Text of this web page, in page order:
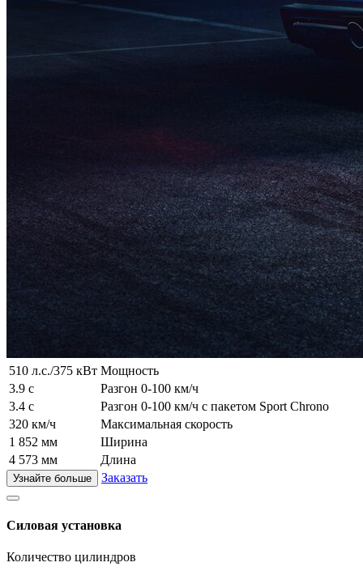
510 л.с./375 кВт Мощность
3.9 с
Разгон 0-100 км/ч
3.4 с
Разгон 0-100 км/ч с пакетом Sport Chrono
320 км/ч
Максимальная скорость
1 852 мм
Ширина
4 573 мм
Длина
Узнайте больше Заказать
Силовая установка
Количество цилиндров